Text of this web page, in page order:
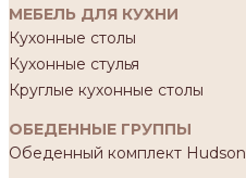
МЕБЕЛЬ ДЛЯ КУХНИ
Кухонные столы
Кухонные стулья
Круглые кухонные столы
ОБЕДЕННЫЕ ГРУППЫ
Обеденный комплект Hudson